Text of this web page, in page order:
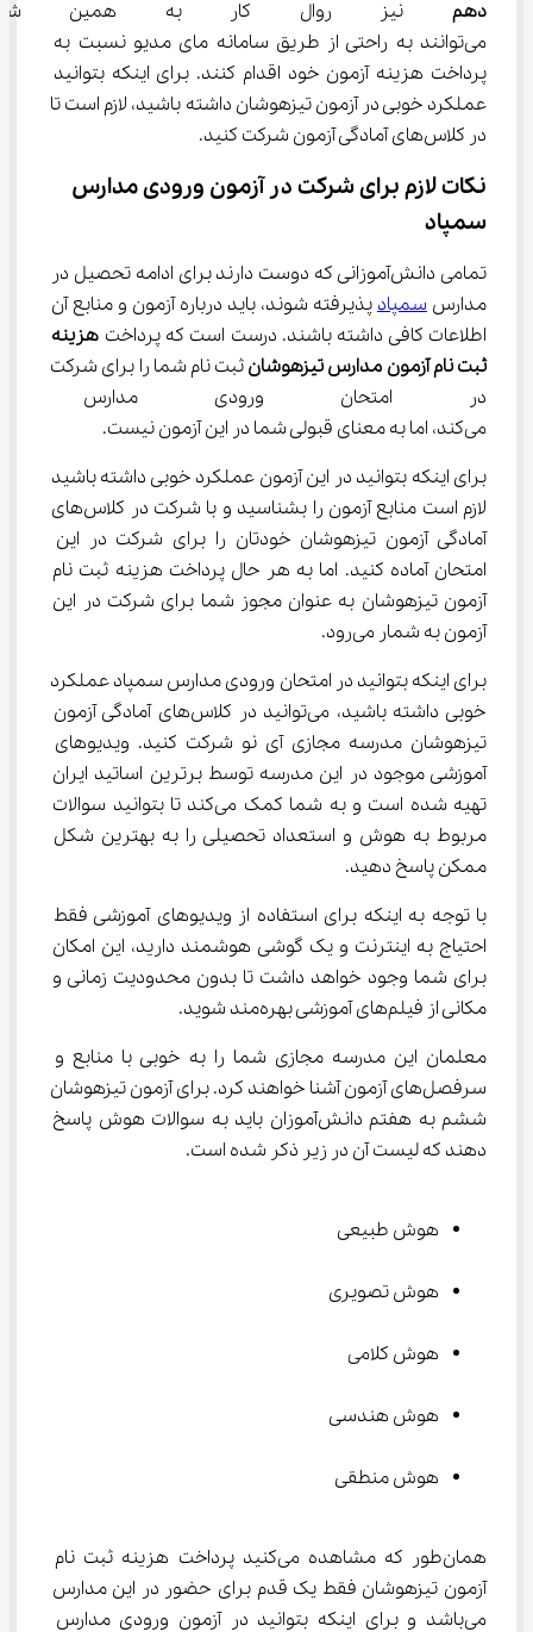
دهم نیز روال کار به همین
می‌توانند به راحتی از طریق سامانه مای مدیو نسبت به
پرداخت هزینه آزمون خود اقدام کنند. برای اینکه بتوانید
عملکرد خوبی در آزمون تیزهوشان داشته باشید، لازم است تا
در کلاس‌های آمادگی آزمون شرکت کنید.
نکات لازم برای شرکت در آزمون ورودی مدارس
سمپاد
تمامی دانش‌آموزانی که دوست دارند برای ادامه تحصیل در
مدارس سمپاد پذیرفته شوند، باید درباره آزمون و منابع آن
اطلاعات کافی داشته باشند. درست است که پرداخت هزینه
ثبت نام آزمون مدارس تیزهوشان ثبت نام شما را برای شرکت
در امتحان ورودی مدارس
می‌کند، اما به معنای قبولی شما در این آزمون نیست.
برای اینکه بتوانید در این آزمون عملکرد خوبی داشته باشید
لازم است منابع آزمون را بشناسید و با شرکت در کلاس‌های
آمادگی آزمون تیزهوشان خودتان را برای شرکت در این
امتحان آماده کنید. اما به هر حال پرداخت هزینه ثبت نام
آزمون تیزهوشان به عنوان مجوز شما برای شرکت در این
آزمون به شمار می‌رود.
برای اینکه بتوانید در امتحان ورودی مدارس سمپاد عملکرد
خوبی داشته باشید، می‌توانید در کلاس‌های آمادگی آزمون
تیزهوشان مدرسه مجازی آی نو شرکت کنید. ویدیوهای
آموزشی موجود در این مدرسه توسط برترین اساتید ایران
تهیه شده است و به شما کمک می‌کند تا بتوانید سوالات
مربوط به هوش و استعداد تحصیلی را به بهترین شکل
ممکن پاسخ دهید.
با توجه به اینکه برای استفاده از ویدیوهای آموزشی فقط
احتیاج به اینترنت و یک گوشی هوشمند دارید، این امکان
برای شما وجود خواهد داشت تا بدون محدودیت زمانی و
مکانی از فیلم‌های آموزشی بهره‌مند شوید.
معلمان این مدرسه مجازی شما را به خوبی با منابع و
سرفصل‌های آزمون آشنا خواهند کرد. برای آزمون تیزهوشان
ششم به هفتم دانش‌آموزان باید به سوالات هوش پاسخ
دهند که لیست آن در زیر ذکر شده است.
هوش طبیعی
هوش تصویری
هوش کلامی
هوش هندسی
هوش منطقی
همان‌طور که مشاهده می‌کنید پرداخت هزینه ثبت نام
آزمون تیزهوشان فقط یک قدم برای حضور در این مدارس
می‌باشد و برای اینکه بتوانید در آزمون ورودی مدارس